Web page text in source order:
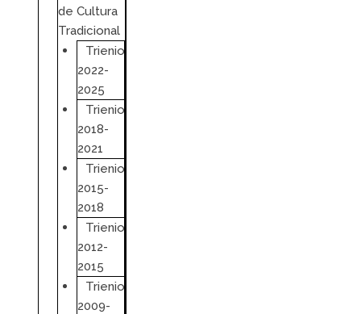
de Cultura
Tradicional
Trienio
2022-
2025
Trienio
2018-
2021
Trienio
2015-
2018
Trienio
2012-
2015
Trienio
2009-